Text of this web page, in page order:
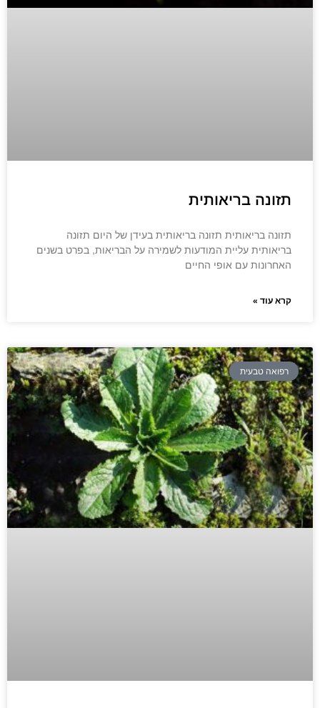
תזונה בריאותית
תזונה בריאותית תזונה בריאותית בעידן של היום תזונה
בריאותית עליית המודעות לשמירה על הבריאות, בפרט בשנים
האחרונות עם אופי החיים
קרא עוד »
רפואה טבעית